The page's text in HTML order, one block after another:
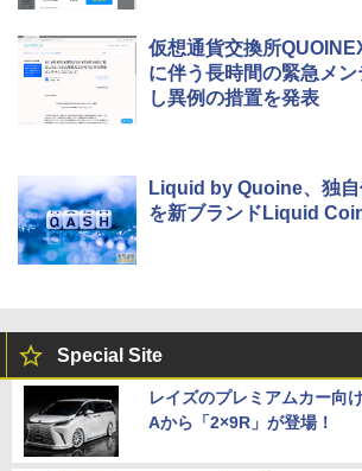
仮想通貨交換所
に伴う長時間の緊急メ
し異例の措置を発表
Liquid by Quoine、独自
を新ブランドLiquid
Special Site
レイズのプレミアムカー向
Aから「2×9R」が登場！